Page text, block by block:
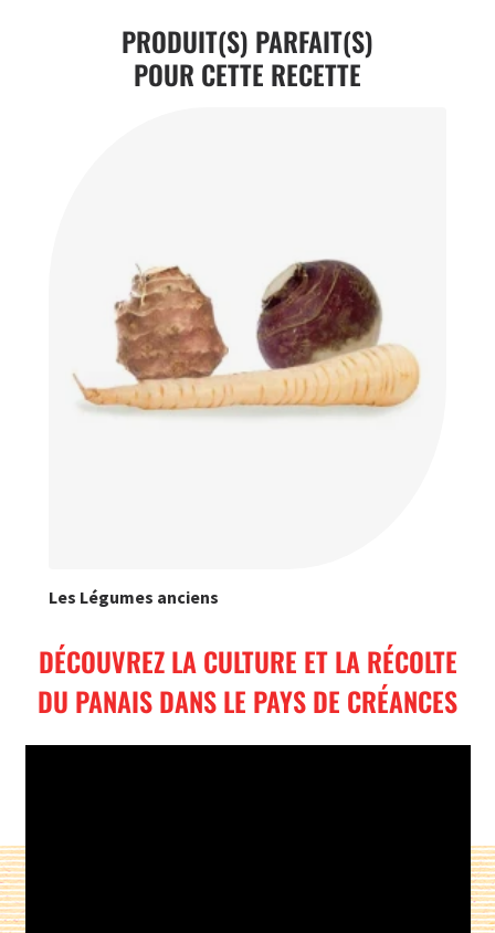
PRODUIT(S) PARFAIT(S)
POUR CETTE RECETTE
Les Légumes anciens
DÉCOUVREZ LA CULTURE ET LA RÉCOLTE
DU PANAIS DANS LE PAYS DE CRÉANCES